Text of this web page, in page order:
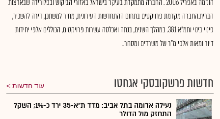
הברית.החברה מקדמת פרויקטים בתחום ההתחדשות העירונית, מחיר למשתכן, דירה להשכיר,
פינוי בינוי ותמ"א 381. במהלך השנים, בנתה ואכלסה עשרות פרויקטים, הכוללים אלפי יחידות
דיור ומאות אלפי מ"ר של משרדים ומסחר..
חדשות פרשקובסקי אגחטו עוד חדשות
נעילה אדומה בתל אביב: מדד ת"א-35 ירד כ-1%; השקל
התחזק מול הדולר